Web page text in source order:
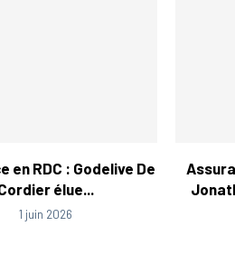
en RDC : Godelive De
élue...
1 juin 2026